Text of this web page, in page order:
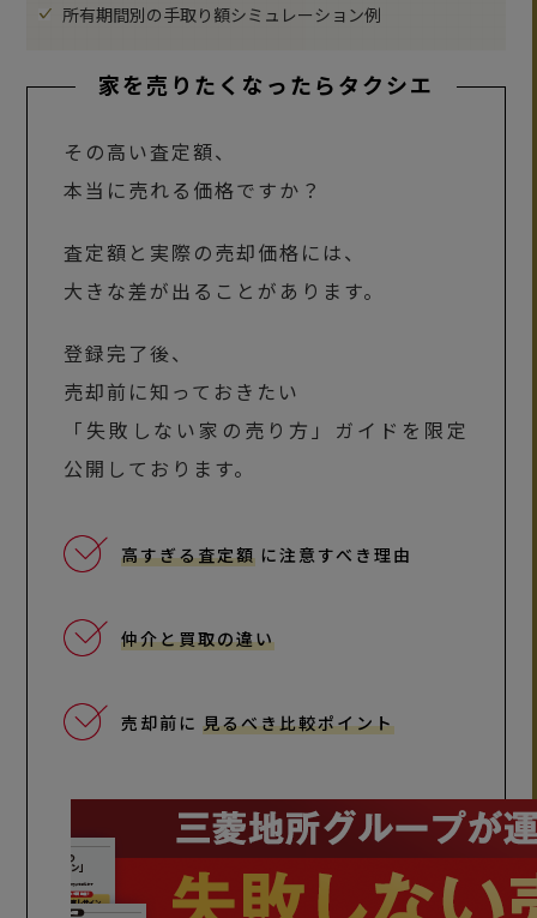
所有期間別の手取り額シミュレーション例
家を売りたくなったらタクシエ
その高い査定額、
本当に売れる価格ですか？
査定額と実際の売却価格には、
大きな差が出ることがあります。
登録完了後、
売却前に知っておきたい
「失敗しない家の売り方」ガイドを限定
公開しております。
高すぎる査定額 に注意すべき理由
仲介と買取の違い
売却前に 見るべき比較ポイント